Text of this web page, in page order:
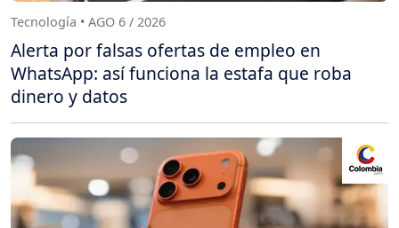
Tecnología • AGO 6 / 2026
Alerta por falsas ofertas de empleo en
WhatsApp: así funciona la estafa que roba
dinero y datos